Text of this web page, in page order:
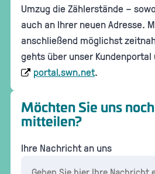
Umzug die Zählerstände –
auch an Ihrer neuen Adresse.
anschließend möglichst
gehts über unser
portal.swn.net.
Möchten Sie uns
mitteilen?
Ihre Nachricht an uns